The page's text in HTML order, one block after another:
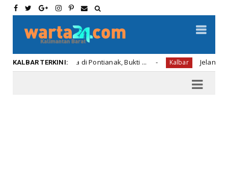
KALBAR TERKINI:
Swasta di Pontianak, Bukti ... Kalbar Jelang Atraksi